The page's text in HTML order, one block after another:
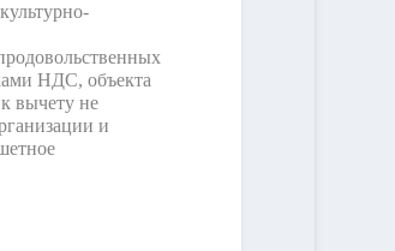
НДС, объекта
вычету не
и